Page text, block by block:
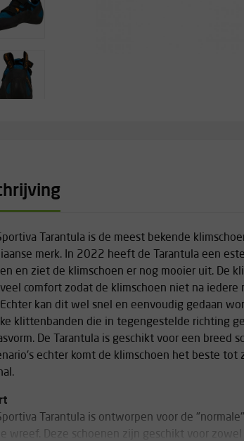
Tarantula is de meest bekende
merk. In 2022 heeft de Tarantula een
en ziet de klimschoen er nog mooier uit. De
comfort zodat de klimschoen niet na iedere
kan dit wel snel en eenvoudig gedaan
klittenbanden die in tegengestelde richting
De Tarantula is geschikt voor een breed
echter komt de klimschoen het beste tot
Tarantula is ontworpen voor de
wreef. Deze schoenen zijn geschikt voor zowel